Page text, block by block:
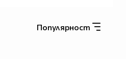
Популярност